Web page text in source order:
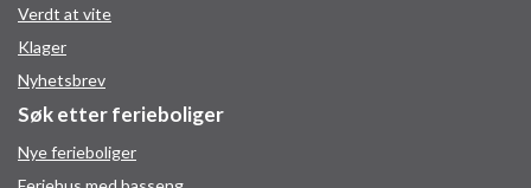
Verdt at vite
Klager
Nyhetsbrev
Søk etter ferieboliger
Nye ferieboliger